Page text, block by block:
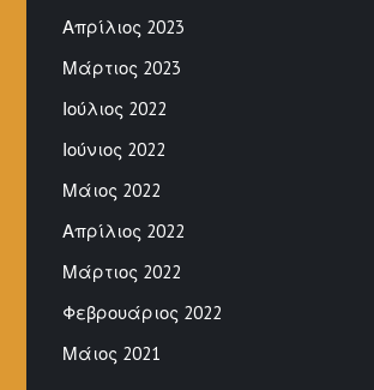
Απρίλιος 2023
Μάρτιος 2023
Ιούλιος 2022
Ιούνιος 2022
Μάιος 2022
Απρίλιος 2022
Μάρτιος 2022
Φεβρουάριος 2022
Μάιος 2021